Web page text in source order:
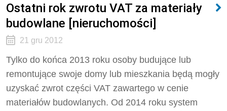
Ostatni rok zwrotu VAT za materiały
budowlane [nieruchomości]
21 gru 2012
Tylko do końca 2013 roku osoby budujące lub
remontujące swoje domy lub mieszkania będą mogły
uzyskać zwrot części VAT zawartego w cenie
materiałów budowlanych. Od 2014 roku system